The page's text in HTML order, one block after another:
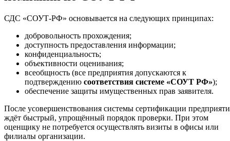
СДС «СОУТ-РФ» основывается на следующих принципах:
добровольность прохождения;
доступность предоставления информации;
конфиденциальность;
объективности оценивания;
всеобщность (все предприятия допускаются к
подтверждению соответствия системе «СОУТ РФ»);
обеспечение защиты имущественных прав заявителя.
После усовершенствования системы сертификации
ждёт быстрый, упрощённый порядок проверки. При этом
оценщику не потребуется осуществлять визиты в офисы или
филиалы организации.